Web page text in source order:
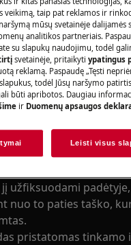
apsaugines pirštines ir
kad netinkamas
remontas gali turėti
surinkti durelių
nuo korpuso
užfiksuodami padėtyje,
nuo to paties taško,
pristatomas tinkamo
veikimą, taip pat reklamos ir
mūsų svetainėje dalijamės
analitikos partneriais.
su slapukų naudojimu, todėl
svetainėje, pritaikytiypatingus
reklamą. Paspaudę „Tęsti
todėl Jūsų naršymo
būti apribotos. Daugiau
ir Duomenų apsaugos
Leisti visus